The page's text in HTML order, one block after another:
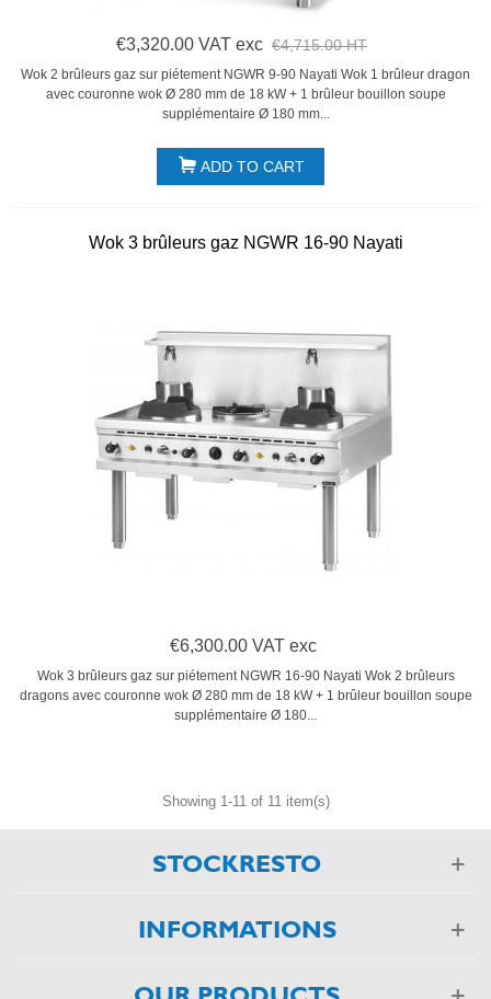
€3,320.00 VAT exc €4,715.00 HT
Wok 2 brûleurs gaz sur piétement NGWR 9-90 Nayati Wok 1 brûleur dragon
avec couronne wok Ø 280 mm de 18 kW + 1 brûleur bouillon soupe
supplémentaire Ø 180 mm...
ADD TO CART
Wok 3 brûleurs gaz NGWR 16-90 Nayati
€6,300.00 VAT exc
Wok 3 brûleurs gaz sur piétement NGWR 16-90 Nayati Wok 2 brûleurs
dragons avec couronne wok Ø 280 mm de 18 kW + 1 brûleur bouillon soupe
supplémentaire Ø 180...
Showing 1-11 of 11 item(s)
STOCKRESTO
INFORMATIONS